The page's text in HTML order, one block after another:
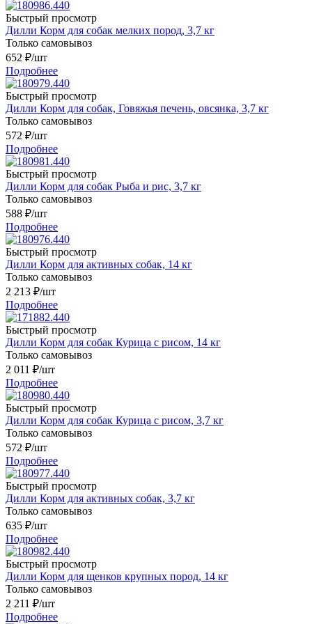
Быстрый просмотр
Дилли Корм для собак мелких пород, 3,7 кг
Только самовывоз
652 ₽/шт
Подробнее
Быстрый просмотр
Дилли Корм для собак, Говяжья печень, овсянка, 3,7 кг
Только самовывоз
572 ₽/шт
Подробнее
Быстрый просмотр
Дилли Корм для собак Рыба и рис, 3,7 кг
Только самовывоз
588 ₽/шт
Подробнее
Быстрый просмотр
Дилли Корм для активных собак, 14 кг
Только самовывоз
2 213 ₽/шт
Подробнее
Быстрый просмотр
Дилли Корм для собак Курица с рисом, 14 кг
Только самовывоз
2 011 ₽/шт
Подробнее
Быстрый просмотр
Дилли Корм для собак Курица с рисом, 3,7 кг
Только самовывоз
572 ₽/шт
Подробнее
Быстрый просмотр
Дилли Корм для активных собак, 3,7 кг
Только самовывоз
635 ₽/шт
Подробнее
Быстрый просмотр
Дилли Корм для щенков крупных пород, 14 кг
Только самовывоз
2 211 ₽/шт
Подробнее